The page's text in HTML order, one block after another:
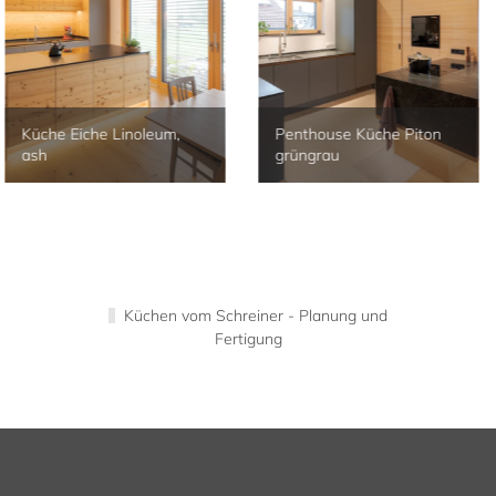
Penthouse Küche Piton
grüngrau
Küche
weiß
Küchen vom Schreiner - Planung und
Fertigung